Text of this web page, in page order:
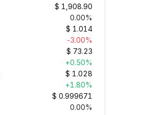
$ 1,908.90
0.00%
$ 1.014
-3.00%
$ 73.23
+0.50%
$ 1.028
+1.80%
$ 0.999671
0.00%